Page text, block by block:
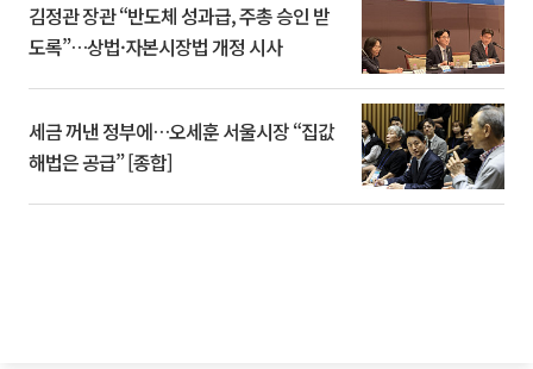
김정관 장관 “반도체 성과급, 주총 승인 받
도록”…상법·자본시장법 개정 시사
세금 꺼낸 정부에…오세훈 서울시장 “집값
해법은 공급” [종합]